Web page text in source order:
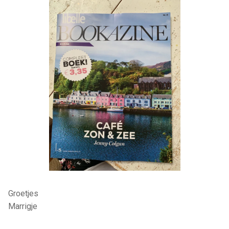
Groetjes
Marrigje